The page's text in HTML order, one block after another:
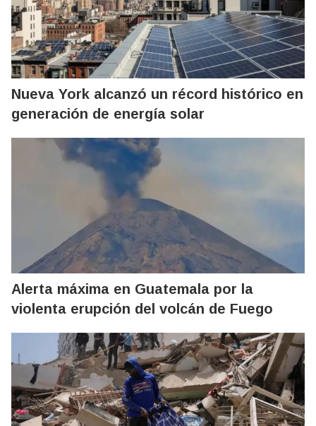
Nueva York alcanzó un récord histórico en
generación de energía solar
Alerta máxima en Guatemala por la
violenta erupción del volcán de Fuego